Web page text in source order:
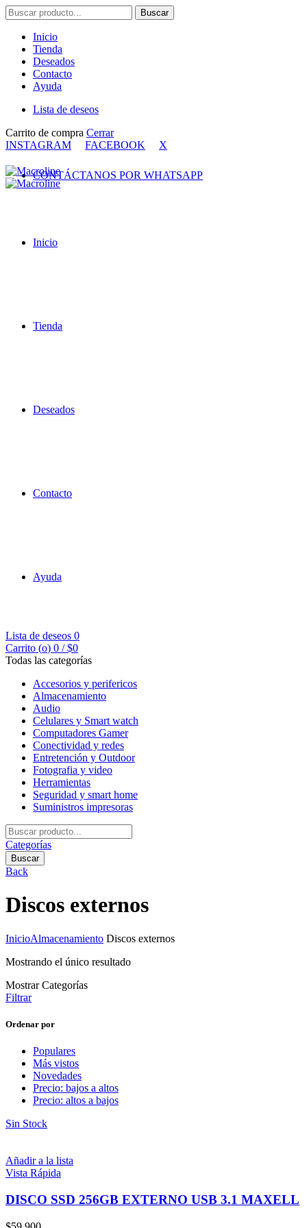
Buscar
por:
Buscar
Inicio
Tienda
Deseados
Contacto
Ayuda
Lista de deseos
Carrito de compra Cerrar
INSTAGRAM
FACEBOOK X
CONTÁCTANOS POR WHATSAPP
Inicio
Tienda
Deseados
Contacto
Ayuda
Lista de deseos 0
Carrito (o) 0 / $0
Todas las categorías
Accesorios y perifericos
Almacenamiento
Audio
Celulares y Smart watch
Computadores Gamer
Conectividad y redes
Entretención y Outdoor
Fotografia y video
Herramientas
Seguridad y smart home
Suministros impresoras
Buscar
por:
Categorías
Buscar
Back
Discos externos
InicioAlmacenamiento Discos externos
Mostrando el único resultado
Mostrar Categorías
Filtrar
Ordenar por
Populares
Más vistos
Novedades
Precio: bajos a altos
Precio: altos a bajos
Sin Stock
Añadir a la lista
Vista Rápida
DISCO SSD 256GB EXTERNO USB 3.1 MAXELL